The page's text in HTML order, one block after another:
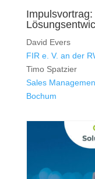
David Evers
FIR e. V. an der
Timo Spatzier
Sales
Bochum